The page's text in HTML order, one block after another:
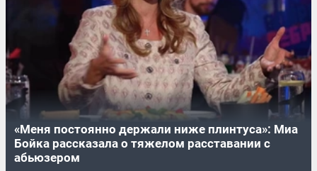
«Меня постоянно держали ниже плинтуса»: Миа
Бойка рассказала о тяжелом расставании с
абьюзером